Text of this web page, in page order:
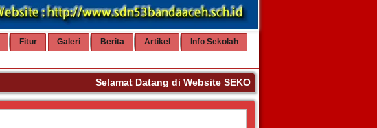
Fitur Galeri Berita Artikel
Info Sekolah
Selamat Datang di Website SEKOLAH DASAR NEGERI 53